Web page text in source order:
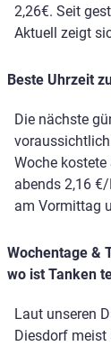
2,26€. Seit
Aktuell zeigt
Beste Uhrzeit
Die nächste
Woche
abends 2,16
am Vormittag
Wochentage &
wo ist Tanken
Laut unseren
Diesdorf